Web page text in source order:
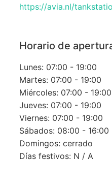
https://avia.nl/
Horario de
Lunes: 07:00 - 19:00
Martes: 07:00 - 19:00
Miércoles: 07:00 - 19:00
Jueves: 07:00 - 19:00
Viernes: 07:00 - 19:00
Sábados: 08:00 - 16:00
Domingos: cerrado
Días festivos: N / A